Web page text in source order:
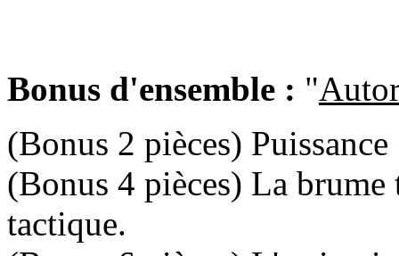
Bonus d'ensemble : "
(Bonus 2 pièces)
(Bonus 4 pièces) La
tactique.